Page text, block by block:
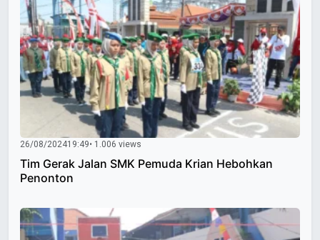
26/08/202419:49• 1.006 views
Tim Gerak Jalan SMK Pemuda Krian Hebohkan
Penonton